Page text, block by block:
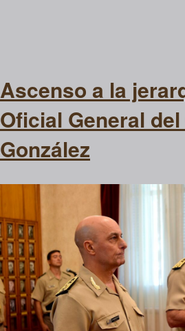
Ascenso a la
Oficial General
González